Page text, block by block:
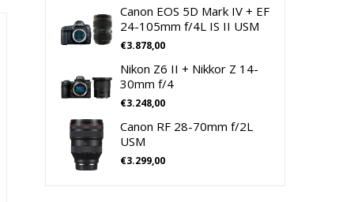
Nikon Digitale Camera's CSC
Nikon Lenzen Voor SLR Camera's
Panasonic Digitale Camera's CSC
Peak Design Cameratassen
Rode Microphones Cameramicrofoons
Sandisk Geheugenkaarten
Spiegelreflex camera
(0)
cameralenzen
(196)
Lenzen voor CSC camera's
Lenzen voor SLR camera's
(81)
cameramicrofoons
Cameratassen
(137)
Cameratassen
Canon EOS 5D Mark IV + EF
24-105mm f/4L IS II USM
€3.878,00
Nikon Z6 II + Nikkor Z 14-
30mm f/4
€3.248,00
Canon RF 28-70mm f/2L
USM
€3.299,00